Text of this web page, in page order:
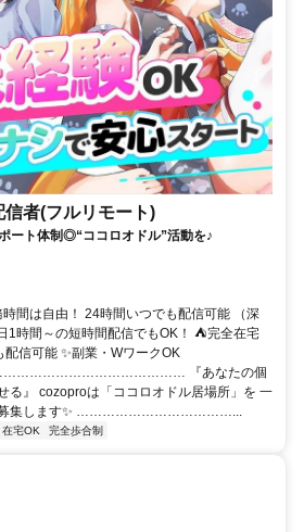
者(フルリモート)
ート体制◎“ココロオドル”活動を♪
間は自由！ 24時間いつでも配信可能 （深
1時間～の短時間配信でもOK！ ⛺完全在宅
信可能 ✨副業・WワークOK
『あなたの個
る』 cozoproは「ココロオドル居場所」を 一
を募集します✨ ………………………………...
在宅OK 完全歩合制